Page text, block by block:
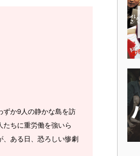
ずか9人の静かな島を訪
ちに重労働を強いら
ある日、恐ろしい惨劇